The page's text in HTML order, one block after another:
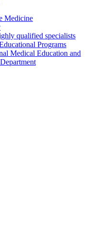
Medicine
qualified specialists
Programs
Medical Education and